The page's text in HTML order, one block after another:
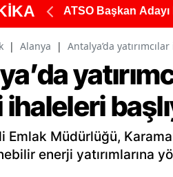
Muratpaşa'da
| Alanya | Antalya’da
Emlak Müdürlüğü,
enerji yatırımlarına